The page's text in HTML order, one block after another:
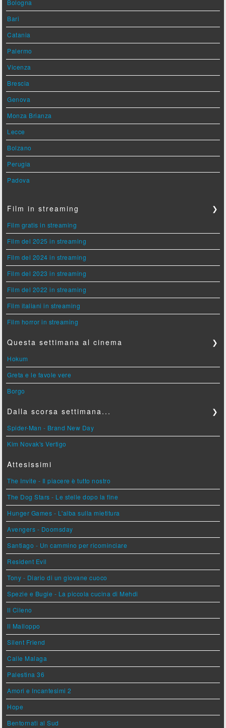
Bologna
Bari
Catania
Palermo
Vicenza
Brescia
Genova
Monza Brianza
Lecce
Bolzano
Perugia
Padova
Film in streaming ❯
Film gratis in streaming
Film del 2025 in streaming
Film del 2024 in streaming
Film del 2023 in streaming
Film del 2022 in streaming
Film italiani in streaming
Film horror in streaming
Questa settimana al cinema ❯
Hokum
Greta e le favole vere
Borgo
Dalla scorsa settimana... ❯
Spider-Man - Brand New Day
Kim Novak's Vertigo
Attesissimi
The Invite - Il piacere è tutto nostro
The Dog Stars - Le stelle dopo la fine
Hunger Games - L'alba sulla mietitura
Avengers - Doomsday
Santiago - Un cammino per ricominciare
Resident Evil
Tony - Diario di un giovane cuoco
Spezie e Bugie - La piccola cucina di Mehdi
Il Cileno
Il Malloppo
Silent Friend
Calle Malaga
Palestina 36
Amori e Incantesimi 2
Hope
Bentornati al Sud